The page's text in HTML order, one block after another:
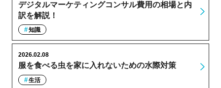
デジタルマーケティングコンサル費用の相場と内
訳を解説！
知識
服を食べる虫を家に入れないための水際対策
2026.02.08
生活